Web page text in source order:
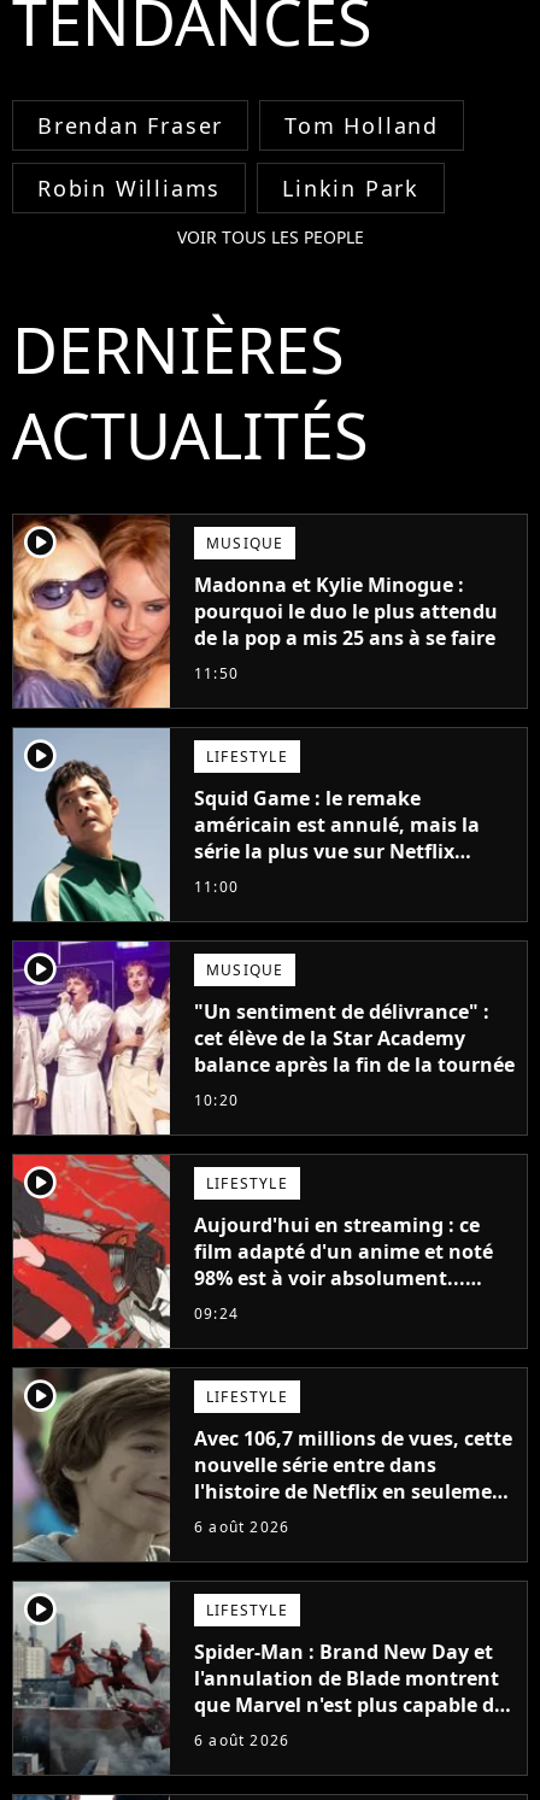
TENDANCES
Brendan Fraser Tom Holland
Robin Williams Linkin Park
VOIR TOUS LES PEOPLE
DERNIÈRES
ACTUALITÉS
player2 MUSIQUE
Madonna et Kylie Minogue :
pourquoi le duo le plus attendu
de la pop a mis 25 ans à se faire
11:50
player2 LIFESTYLE
Squid Game : le remake
américain est annulé, mais la
série la plus vue sur Netflix
pourrait avoir une version
11:00
player2 MUSIQUE
"Un sentiment de délivrance" :
cet élève de la Star Academy
balance après la fin de la tournée
10:20
player2 LIFESTYLE
Aujourd'hui en streaming : ce
film adapté d'un anime et noté
98% est à voir absolument...
sinon vous ne comprendrez plus
09:24
player2 LIFESTYLE
Avec 106,7 millions de vues, cette
nouvelle série entre dans
l'histoire de Netflix en seulement
48 jours
6 août 2026
player2 LIFESTYLE
Spider-Man : Brand New Day et
l'annulation de Blade montrent
que Marvel n'est plus capable de
faire quoi que ce soit de simple
6 août 2026